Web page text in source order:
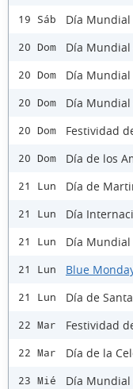
19 Sáb Día
20 Dom Día
20 Dom Día
20 Dom Día Mundial
20 Dom Festividad
20 Dom Día de los
21 Lun Día de
21 Lun Día
21 Lun Día
21 Lun Blue
21 Lun Día de
22 Mar Festividad
22 Mar Día de la
23 Mié Día